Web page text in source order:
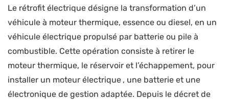
Le rétrofit électrique désigne la transformation d’un
véhicule à moteur thermique, essence ou diesel, en un
véhicule électrique propulsé par batterie ou pile à
combustible. Cette opération consiste à retirer le
moteur thermique, le réservoir et l’échappement, pour
installer un moteur électrique , une batterie et une
électronique de gestion adaptée. Depuis le décret de